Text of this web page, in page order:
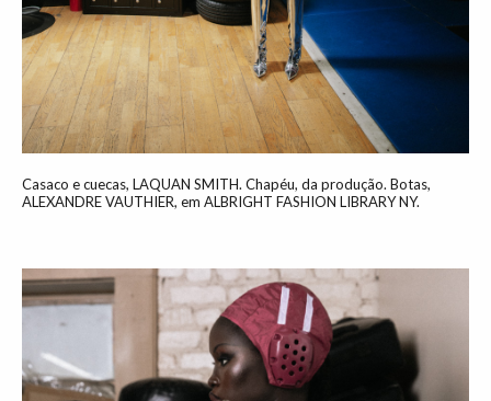
Casaco e cuecas, LAQUAN SMITH. Chapéu, da produção. Botas,
ALEXANDRE VAUTHIER, em ALBRIGHT FASHION LIBRARY NY.